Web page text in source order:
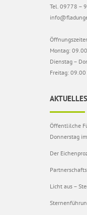
Tel. 09778 –
Montag:
Dienstag –
Freitag:
AKTUELLES
Öffentlilche
Donnerstag
Der
Licht aus –